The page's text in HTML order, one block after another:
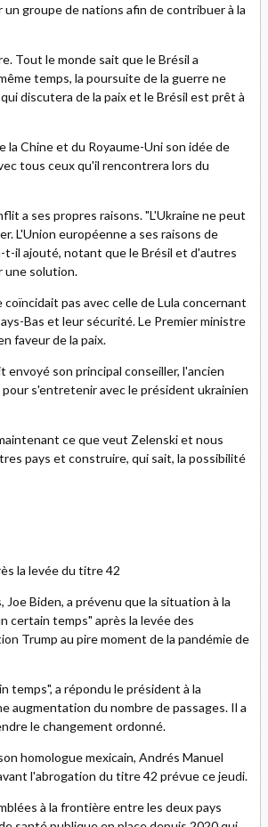
groupe de nations afin de contribuer à la
Tout le monde sait que le Brésil a
temps, la poursuite de la guerre ne
discutera de la paix et le Brésil est prêt à
la Chine et du Royaume-Uni son idée de
tous ceux qu'il rencontrera lors du
a ses propres raisons. "L'Ukraine ne peut
L'Union européenne a ses raisons de
t-il ajouté, notant que le Brésil et d'autres
une solution.
pas avec celle de Lula concernant
Bas et leur sécurité. Le Premier ministre
faveur de la paix.
son principal conseiller, l'ancien
s'entretenir avec le président ukrainien
ce que veut Zelenski et nous
pays et construire, qui sait, la possibilité
la levée du titre 42
Joe Biden, a prévenu que la situation à la
certain temps" après la levée des
Trump au pire moment de la pandémie de
temps", a répondu le président à la
augmentation du nombre de passages. Il a
le changement ordonné.
homologue mexicain, Andrés Manuel
l'abrogation du titre 42 prévue ce jeudi.
à la frontière entre les deux pays